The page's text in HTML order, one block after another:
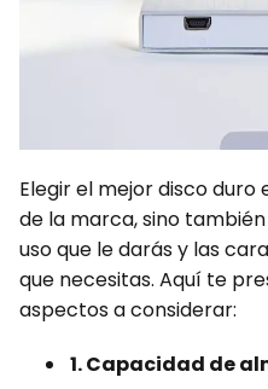
Elegir el mejor disco
de la marca, sino
uso que le darás y las
que necesitas. Aquí te
aspectos a considerar:
1. Capacidad de